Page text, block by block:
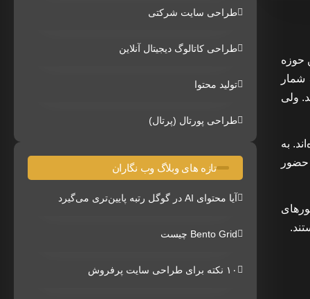
حوزه
ولی
به
حضور
طراحی سایت شرکتی
طراحی کاتالوگ دیجیتال آنلاین
تولید محتوا
طراحی پورتال (پرتال)
تازه های وبلاگ وب نگاران
آیا محتوای AI در گوگل رتبه پایین‌تری می‌گیرد
Bento Grid چیست
۱۰ نکته برای طراحی سایت پرفروش